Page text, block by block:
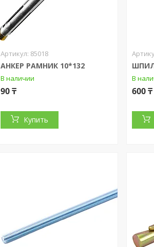
85018
АНКЕР РАМНИК 10*132
В наличии
90 ₸
Купить
В
600 ₸